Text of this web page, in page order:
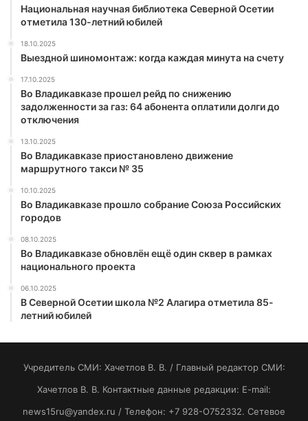
Национальная научная библиотека Северной Осетии
отметила 130-летний юбилей
18.10.2025
Выездной шиномонтаж: когда каждая минута на счету
17.10.2025
Во Владикавказе прошел рейд по снижению
задолженности за газ: 64 абонента оплатили долги до
отключения
13.10.2025
Во Владикавказе приостановлено движение
маршрутного такси № 35
10.10.2025
Во Владикавказе прошло собрание Союза Российских
городов
08.10.2025
Во Владикавказе обновлён ещё один сквер в рамках
национального проекта
06.10.2025
В Северной Осетии школа №2 Алагира отметила 85-
летний юбилей
Учредитель СМИ: Хaчeтлoв B. B. / Главный редактор СМИ:
Хaчeтлoв B. B. Контактные данные редакции: E-mail:
news15ru@yandex.ru / Телефон: +7 928-O752332. Сетевое